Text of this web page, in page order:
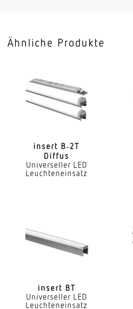
Dimmung DALI
Farbtemperatur
4000 K
Geeignet für
Leuchtmittel
Ähnliche Produkte
insert B‑2T
Diffus
Universeller LED
Leuchteneinsatz
insert BT
Universeller LED
Leuchteneinsatz